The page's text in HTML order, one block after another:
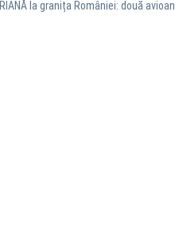
la granița României: două